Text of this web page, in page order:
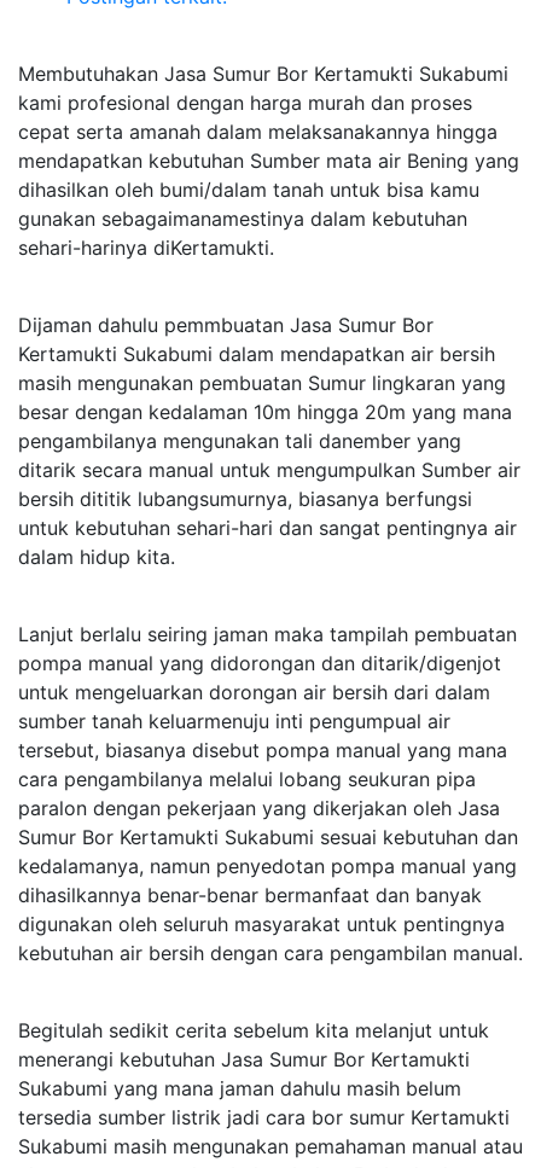
Membutuhakan Jasa Sumur Bor Kertamukti Sukabumi
kami profesional dengan harga murah dan proses
cepat serta amanah dalam melaksanakannya hingga
mendapatkan kebutuhan Sumber mata air Bening yang
dihasilkan oleh bumi/dalam tanah untuk bisa kamu
gunakan sebagaimanamestinya dalam kebutuhan
sehari-harinya diKertamukti.
Dijaman dahulu pemmbuatan Jasa Sumur Bor
Kertamukti Sukabumi dalam mendapatkan air bersih
masih mengunakan pembuatan Sumur lingkaran yang
besar dengan kedalaman 10m hingga 20m yang mana
pengambilanya mengunakan tali danember yang
ditarik secara manual untuk mengumpulkan Sumber air
bersih dititik lubangsumurnya, biasanya berfungsi
untuk kebutuhan sehari-hari dan sangat pentingnya air
dalam hidup kita.
Lanjut berlalu seiring jaman maka tampilah pembuatan
pompa manual yang didorongan dan ditarik/digenjot
untuk mengeluarkan dorongan air bersih dari dalam
sumber tanah keluarmenuju inti pengumpual air
tersebut, biasanya disebut pompa manual yang mana
cara pengambilanya melalui lobang seukuran pipa
paralon dengan pekerjaan yang dikerjakan oleh Jasa
Sumur Bor Kertamukti Sukabumi sesuai kebutuhan dan
kedalamanya, namun penyedotan pompa manual yang
dihasilkannya benar-benar bermanfaat dan banyak
digunakan oleh seluruh masyarakat untuk pentingnya
kebutuhan air bersih dengan cara pengambilan manual.
Begitulah sedikit cerita sebelum kita melanjut untuk
menerangi kebutuhan Jasa Sumur Bor Kertamukti
Sukabumi yang mana jaman dahulu masih belum
tersedia sumber listrik jadi cara bor sumur Kertamukti
Sukabumi masih mengunakan pemahaman manual atau